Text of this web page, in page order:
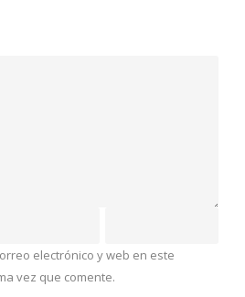
electrónico y web en este
vez que comente.